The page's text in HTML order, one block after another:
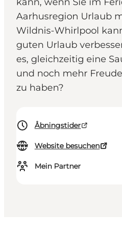
kann, wenn Sie im
Aarhusregion Urlaub
Wildnis-Whirlpool
guten Urlaub
es, gleichzeitig eine
und noch mehr
zu haben?
Åbningstider
Website besuchen
Mein Partner